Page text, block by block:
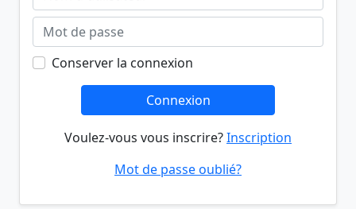
Conserver la connexion
Connexion
Voulez-vous vous inscrire?Inscription
Mot de passe oublié?